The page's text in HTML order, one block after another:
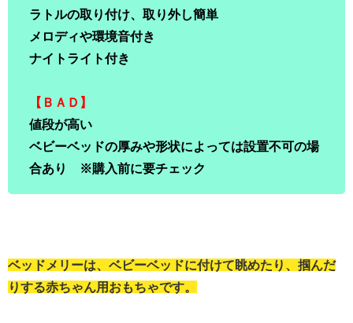
ラトルの取り付け、取り外し簡単
メロディや環境音付き
ナイトライト付き
【ＢＡＤ】
値段が高い
ベビーベッドの厚みや形状によっては設置不可の場
合あり
※購入前に要チェック
ベッドメリーは、ベビーベッドに付けて眺めたり、掴んだ
りする赤ちゃん用おもちゃです。